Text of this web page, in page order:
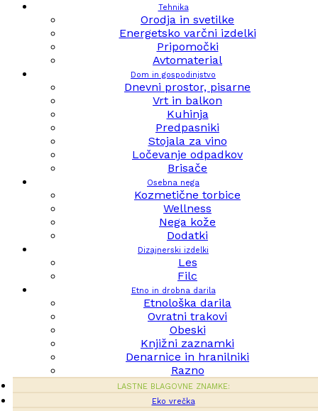
Tehnika
Orodja in svetilke
Energetsko varčni izdelki
Pripomočki
Avtomaterial
Dom in gospodinjstvo
Dnevni prostor, pisarne
Vrt in balkon
Kuhinja
Predpasniki
Stojala za vino
Ločevanje odpadkov
Brisače
Osebna nega
Kozmetične torbice
Wellness
Nega kože
Dodatki
Dizajnerski izdelki
Les
Filc
Etno in drobna darila
Etnološka darila
Ovratni trakovi
Obeski
Knjižni zaznamki
Denarnice in hranilniki
Razno
LASTNE BLAGOVNE ZNAMKE:
Eko vrečka